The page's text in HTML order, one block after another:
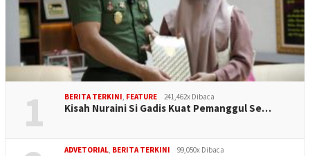
1 BERITA TERKINI, FEATURE 241,462x Dibaca
Kisah Nuraini Si Gadis Kuat Pemanggul Se…
ADVETORIAL, BERITA TERKINI 99,050x Dibaca